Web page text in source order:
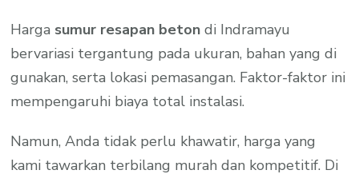
Harga sumur resapan beton di Indramayu
bervariasi tergantung pada ukuran, bahan yang di
gunakan, serta lokasi pemasangan. Faktor-faktor ini
mempengaruhi biaya total instalasi.
Namun, Anda tidak perlu khawatir, harga yang
kami tawarkan terbilang murah dan kompetitif. Di